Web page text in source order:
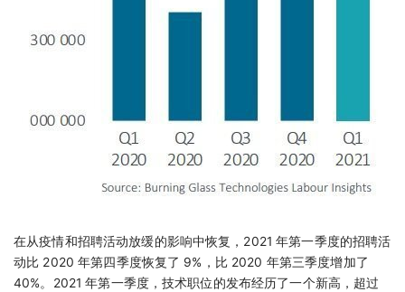
在从疫情和招聘活动放缓的影响中恢复，2021 年第一季度的招聘活
动比 2020 年第四季度恢复了 9%，比 2020 年第三季度增加了
40%。2021 年第一季度，技术职位的发布经历了一个新高，超过